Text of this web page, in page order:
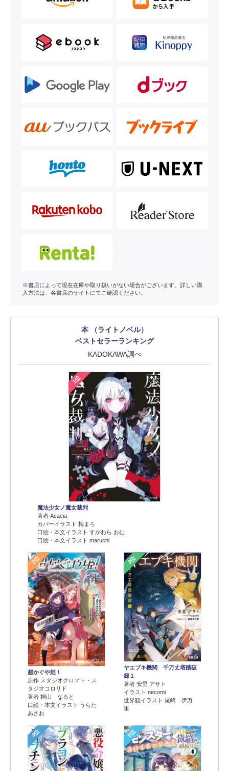
※書店によって現在在庫や取り扱いがない場合がございます。詳しい購
入方法は、各書店のサイトにてご確認ください。
本 （ライトノベル）
ベストセラーランキング
KADOKAWA調べ
1位
魔法少女ノ魔女裁判
著者 Acacia
カバーイラスト 梅まろ
口絵・本文イラスト すがわら おむ
口絵・本文イラスト maruchi
2位
超かぐや姫！
原作 スタジオクロマト・ス
タジオコロリド
著者 桐山 なると
口絵・本文イラスト うらた
あさお
3位
ヤエブキ機関 千万丈塔踏破
録１
著者 安里 アサト
イラスト necomi
世界観イラスト 尾崎 伊万
里
4位 5位